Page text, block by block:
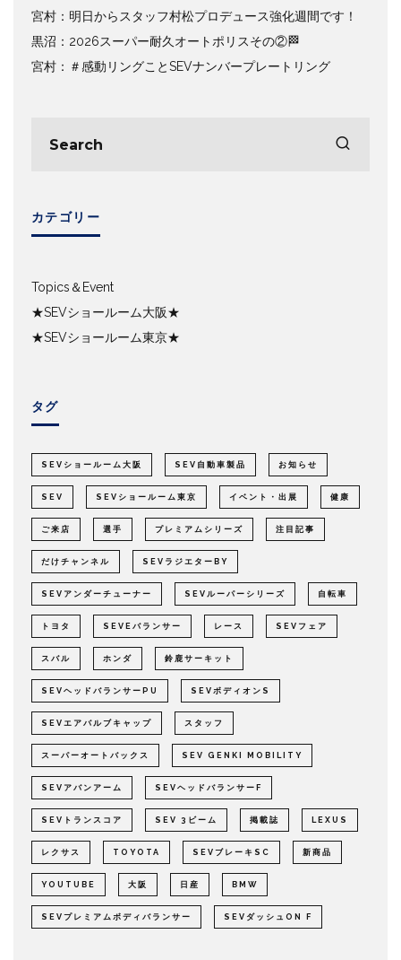
宮村：明日からスタッフ村松プロデュース強化週間です！
黒沼：2026スーパー耐久オートポリスその②🏁
宮村：＃感動リングことSEVナンバープレートリング
カテゴリー
Topics＆Event
★SEVショールーム大阪★
★SEVショールーム東京★
タグ
SEVショールーム大阪 SEV自動車製品 お知らせ
SEV SEVショールーム東京 イベント・出展 健康
ご来店 選手 プレミアムシリーズ 注目記事
だけチャンネル SEVラジエターBY
SEVアンダーチューナー SEVルーパーシリーズ 自転車
トヨタ SEVEバランサー レース SEVフェア
スバル ホンダ 鈴鹿サーキット
SEVヘッドバランサーPU SEVボディオンS
SEVエアバルブキャップ スタッフ
スーパーオートバックス SEV GENKI MOBILITY
SEVアバンアーム SEVヘッドバランサーF
SEVトランスコア SEV 3ビーム 掲載誌 LEXUS
レクサス TOYOTA SEVブレーキSC 新商品
YOUTUBE 大阪 日産 BMW
SEVプレミアムボディバランサー SEVダッシュON F